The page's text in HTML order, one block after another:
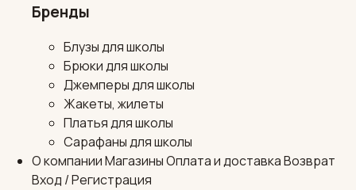
Бренды
Блузы для школы
Брюки для школы
Джемперы для школы
Жакеты, жилеты
Платья для школы
Сарафаны для школы
О компанииМагазиныОплата и доставкаВозврат
Вход / Регистрация